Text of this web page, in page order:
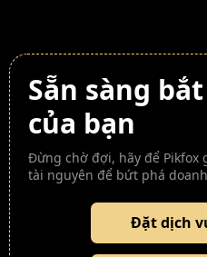
Sẵn sàng
của bạn
Đừng chờ đợi, hãy để Pikfox
tài nguyên để bứt phá
Đặt dịch